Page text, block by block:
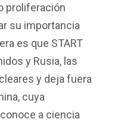
proliferación
su importancia
es que START
y Rusia, las
y deja fuera
cuya
a ciencia